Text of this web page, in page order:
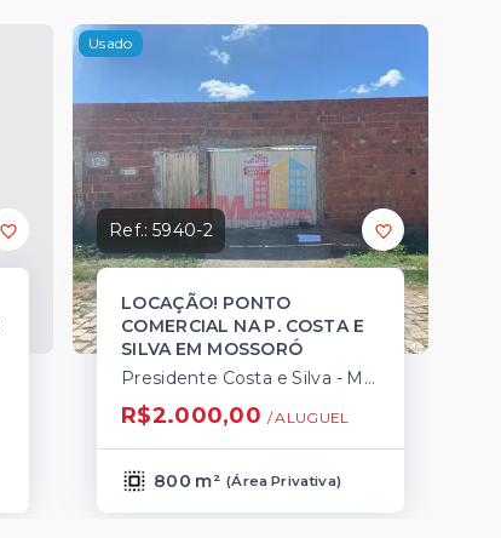
Usado
Ref.:5940-2
LOCAÇÃO! PONTO
COMERCIAL NA P. COSTA E
SILVA EM MOSSORÓ
Presidente Costa e Silva - Mossoró/RN
R$2.000,00 / ALUGUEL
800 m² (Área Privativa)